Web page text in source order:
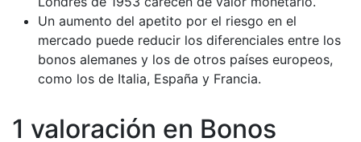
Un aumento del apetito por el riesgo en el
mercado puede reducir los diferenciales entre los
bonos alemanes y los de otros países europeos,
como los de Italia, España y Francia.
1 valoración en Bonos